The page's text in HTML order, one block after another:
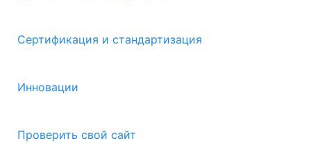
Сертификация и стандартизация
Инновации
Проверить свой сайт